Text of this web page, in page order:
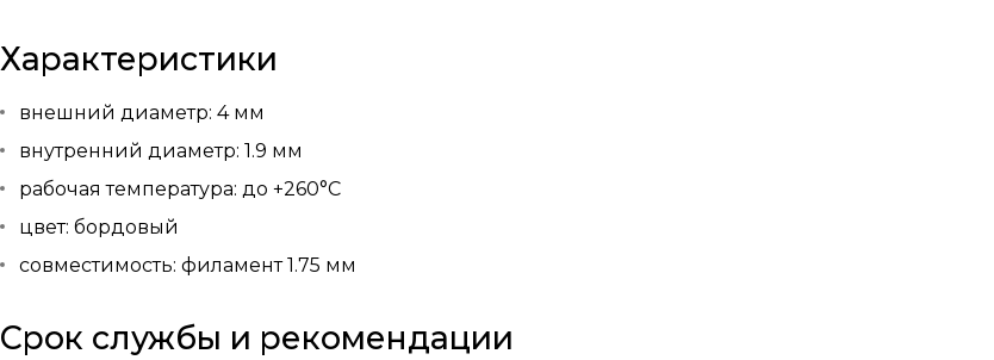
Характеристики
внешний диаметр: 4 мм
внутренний диаметр: 1.9 мм
рабочая температура: до +260°C
цвет: бордовый
совместимость: филамент 1.75 мм
Срок службы и рекомендации